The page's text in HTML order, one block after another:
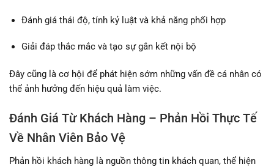
Đánh giá thái độ, tính kỷ luật và khả năng phối hợp
Giải đáp thắc mắc và tạo sự gắn kết nội bộ
Đây cũng là cơ hội để phát hiện sớm những vấn đề cá nhân có
thể ảnh hưởng đến hiệu quả làm việc.
Đánh Giá Từ Khách Hàng – Phản Hồi Thực Tế
Về Nhân Viên Bảo Vệ
Phản hồi khách hàng là nguồn thông tin khách quan, thể hiện